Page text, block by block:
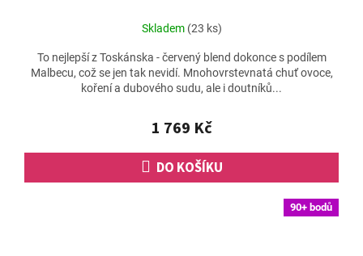
Skladem (23 ks)
1 769 Kč
DO KOŠÍKU
To nejlepší z Toskánska - červený blend dokonce s podílem
Malbecu, což se jen tak nevidí. Mnohovrstevnatá chuť ovoce,
koření a dubového sudu, ale i doutníků...
90+ bodů